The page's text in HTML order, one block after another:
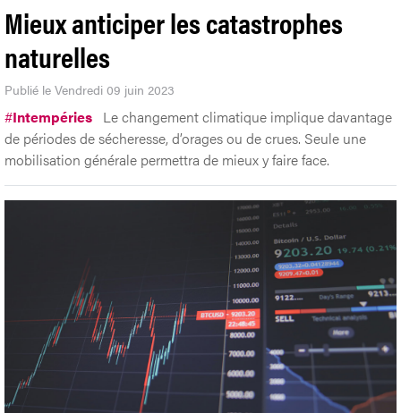
Mieux anticiper les catastrophes
naturelles
Publié le Vendredi 09 juin 2023
#Intempéries Le changement climatique implique davantage
de périodes de sécheresse, d’orages ou de crues. Seule une
mobilisation générale permettra de mieux y faire face.